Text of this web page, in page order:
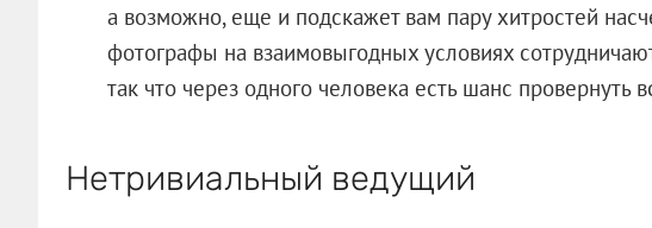
а возможно, еще и подскажет вам пару хитростей
фотографы на взаимовыгодных условиях
так что через одного человека есть шанс провернуть
Нетривиальный ведущий